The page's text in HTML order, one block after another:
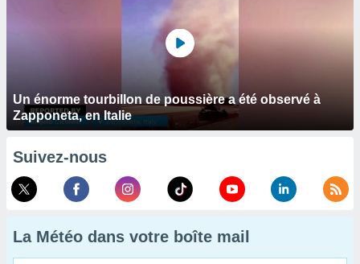
Un énorme tourbillon de poussière a été observé à
Zapponeta, en Italie
Suivez-nous
La Météo dans votre boîte mail